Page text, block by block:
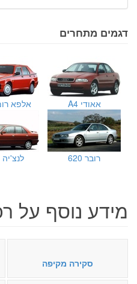
דגמים מתחרים
אאודי A4 אלפא
רובר 620
מידע נוסף על
סקירה מקיפה